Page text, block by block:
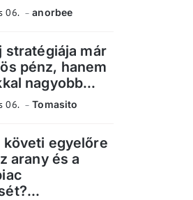
06. anorbee
stratégiája már
pénz, hanem
nagyobb...
06. Tomasito
követi egyelőre
arany és a